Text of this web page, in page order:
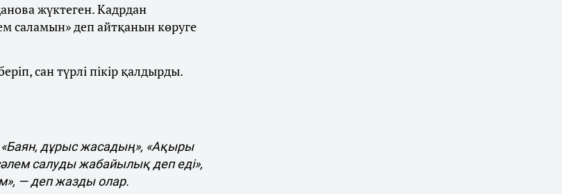
жүктеген. Кадрдан
саламын» деп айтқанын көруге
сан түрлі пікір қалдырды.
«Баян, дұрыс жасадың», «Ақыры
салуды жабайылық деп еді»,
— деп жазды олар.